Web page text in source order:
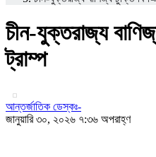
চীন-যুক্তরাজ্য
ট্রাম্প
আন্তর্জাতিক ডেস্কঃ-
জানুয়ারি ৩০, ২০২৬ ৭:৩৬ অপরাহ্ণ